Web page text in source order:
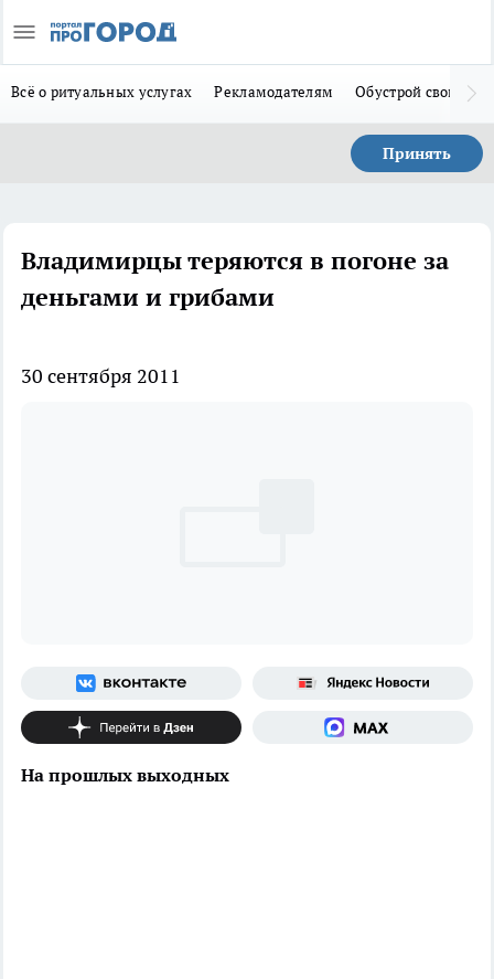
Всё о ритуальных услугах Рекламодателям Обустрой свой дом
Принять
Владимирцы теряются в погоне за
деньгами и грибами
30 сентября 2011
На прошлых выходных